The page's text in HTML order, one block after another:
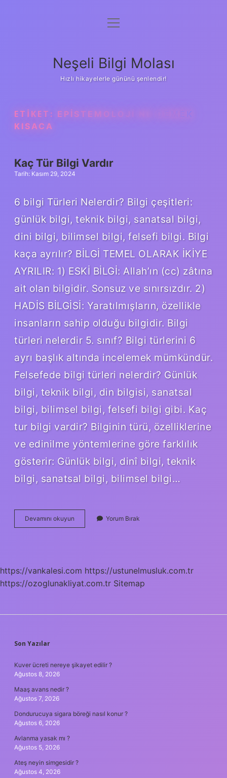
Anasayfa
Yasal Uyarı
menüyü
Neşeli Bilgi Molası
Hızlı hikayelerle gününü şenlendir!
ETIKET: EPISTEMOLOJI NE DEMEK
KISACA
Kaç Tür Bilgi Vardır
Tarih: Kasım 29, 2024
6 bilgi Türleri Nelerdir? Bilgi çeşitleri:
günlük bilgi, teknik bilgi, sanatsal bilgi,
dini bilgi, bilimsel bilgi, felsefi bilgi. Bilgi
kaça ayrılır? BİLGİ TEMEL OLARAK İKİYE
AYRILIR: 1) ESKİ BİLGİ: Allah’ın (cc) zâtına
ait olan bilgidir. Sonsuz ve sınırsızdır. 2)
HADİS BİLGİSİ: Yaratılmışların, özellikle
insanların sahip olduğu bilgidir. Bilgi
türleri nelerdir 5. sınıf? Bilgi türlerini 6
ayrı başlık altında incelemek mümkündür.
Felsefede bilgi türleri nelerdir? Günlük
bilgi, teknik bilgi, din bilgisi, sanatsal
bilgi, bilimsel bilgi, felsefi bilgi gibi. Kaç
tur bilgi vardir? Bilginin türü, özelliklerine
ve edinilme yöntemlerine göre farklılık
gösterir: Günlük bilgi, dinî bilgi, teknik
bilgi, sanatsal bilgi, bilimsel bilgi…
Devamını okuyun
Tür
Yorum Bırak
https://vankalesi.com https://ustunelmusluk.com.tr
https://ozoglunakliyat.com.tr Sitemap
SIDEBAR
Son Yazılar
Kuver ücreti nereye şikayet edilir ?
Ağustos 8, 2026
Maaş avans nedir ?
Ağustos 7, 2026
Dondurucuya sigara böreği nasıl konur ?
Ağustos 6, 2026
Avlanma yasak mı ?
Ağustos 5, 2026
Ateş neyin simgesidir ?
Ağustos 4, 2026